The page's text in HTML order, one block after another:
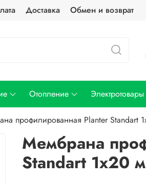
Доставка Обмен и возврат
Отопление Электротовары
профилированная Planter Standart
Мембрана
Standart 1х20 м